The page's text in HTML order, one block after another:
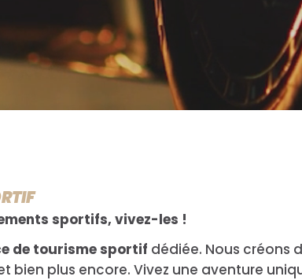
sportifs, vivez-les !
de tourisme sportif dédiée. Nous créons
bien plus encore. Vivez une aventure